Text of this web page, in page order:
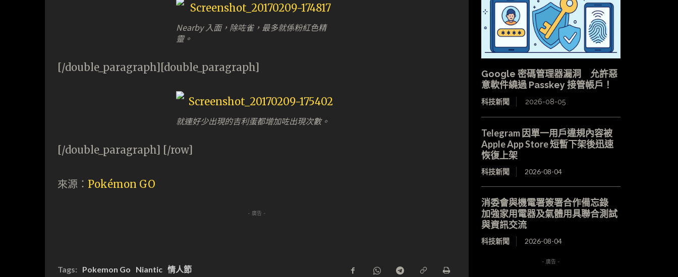
Nearby 入面，除咗雀，最多就係粉紅色精
靈。
[/double_paragraph][double_paragraph]
就連好少出現的吉利蛋都增加咗出現次數。
[/double_paragraph] [/row]
來源： Pokémon GO
- 廣告 -
Tags: Pokemon Go Niantic 情人節
Google 密碼管理器漏洞 允許惡
意軟件繞過 Passkey 接管帳戶！
科技新聞 2026-08-05
Telegram 因單一用戶違規內容被
Apple App Store 短暫下架後迅速
恢復上架
科技新聞 2026-08-04
消委會與機電署簽署合作備忘錄
加強家用電器及氣體用具聯合測試
與資訊交流
科技新聞 2026-08-04
- 廣告 -